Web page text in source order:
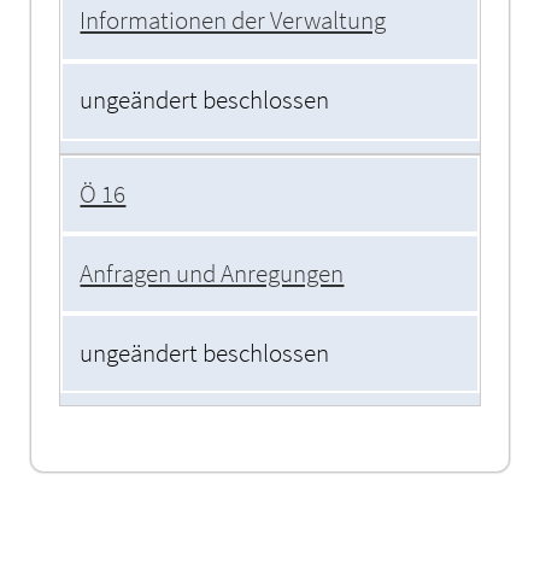
Informationen der Verwaltung
ungeändert beschlossen
Ö 16
Anfragen und Anregungen
ungeändert beschlossen